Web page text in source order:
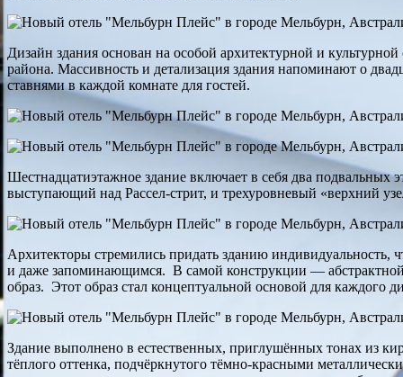
Дизайн здания основан на особой архитектурной и
района. Массивность и детализация здания напоминают о
ставнями в каждой комнате для гостей.
Шестнадцатиэтажное здание включает в себя два
выступающий над Рассел-стрит, и трехуровневый «верхний
Архитекторы стремились придать зданию
и даже запоминающимся. В самой конструкции —
образ. Этот образ стал концептуальной основой для каждого
Здание выполнено в естественных, приглушённых тонах из
тёплого оттенка, подчёркнутого тёмно-красными